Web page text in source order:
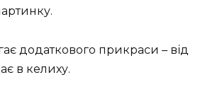
додаткового прикраси – від
в келиху.